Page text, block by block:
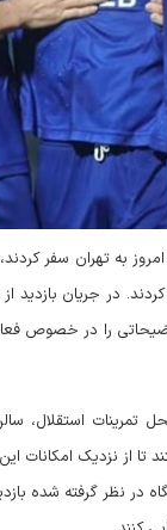
به تهران سفر
در جریان
را در خصوص
تمرینات استقلال،
تا از نزدیک امکانات
در نظر گرفته شده